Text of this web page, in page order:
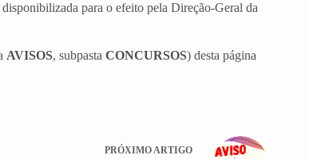
para o efeito pela Direção-Geral da
AVISOS, subpasta CONCURSOS) desta página
PRÓXIMOARTIGO